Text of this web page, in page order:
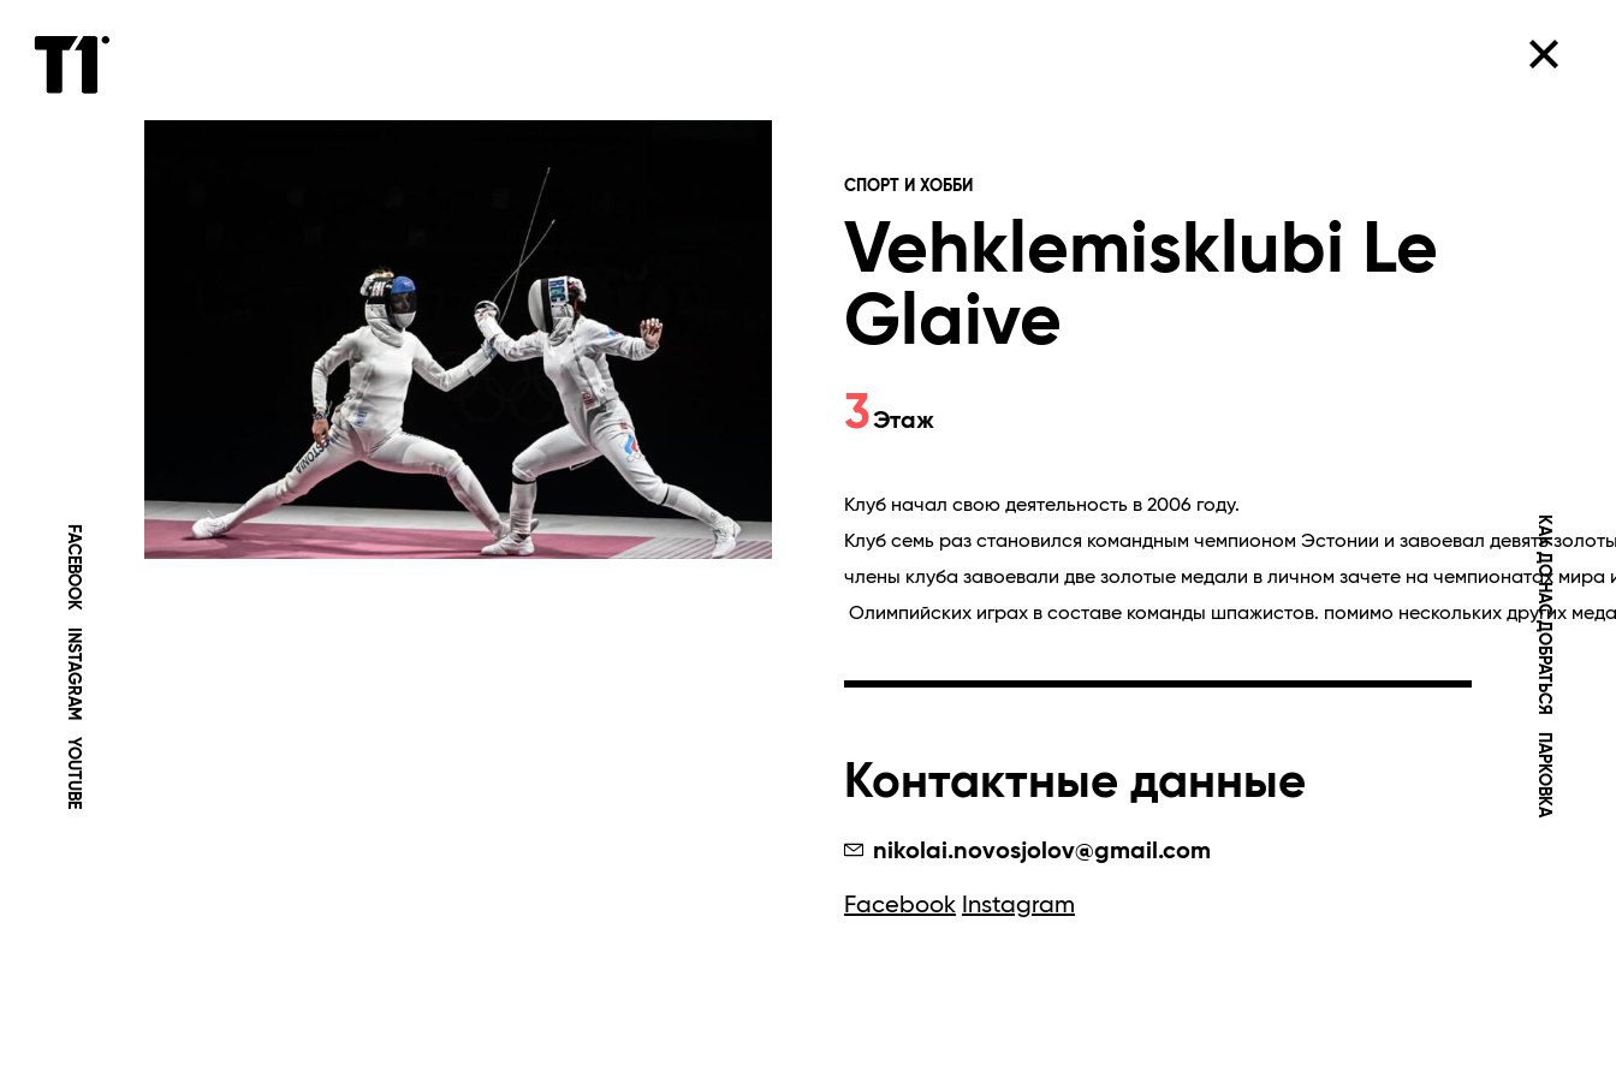
FACEBOOK
INSTAGRAM
YOUTUBE
КАК ДО НАС ДОБРАТЬСЯ
ПАРКОВКА
СПОРТ И ХОББИ
Vehklemisklubi Le
Glaive
3 Этаж
Клуб семь раз становился командным чемпионом Эстонии и завоевал девять
члены клуба завоевали две золотые медали в личном зачете на чемпионатах
Олимпийских играх в составе команды шпажистов. помимо нескольких других
Контактные данные
nikolai.novosjolov@gmail.com
Facebook Instagram